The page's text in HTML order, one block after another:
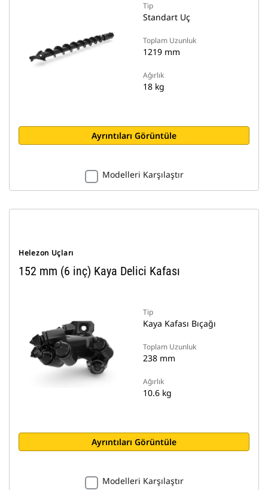
Tip
Standart Uç
Toplam Uzunluk
1219 mm
Ağırlık
18 kg
Ayrıntıları Görüntüle
Modelleri Karşılaştır
Helezon Uçları
152 mm (6 inç) Kaya Delici Kafası
Tip
Kaya Kafası Bıçağı
Toplam Uzunluk
238 mm
Ağırlık
10.6 kg
Ayrıntıları Görüntüle
Modelleri Karşılaştır